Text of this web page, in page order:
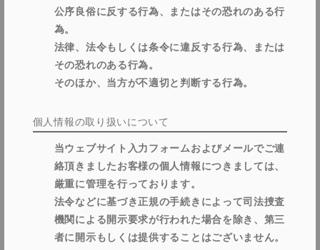
公序良俗に反する行為、またはその恐れのある行
為。
法律、法令もしくは条令に違反する行為、または
その恐れのある行為。
そのほか、当方が不適切と判断する行為。
個人情報の取り扱いについて
当ウェブサイト入力フォームおよびメールでご連
絡頂きましたお客様の個人情報につきましては、
厳重に管理を行っております。
法令などに基づき正規の手続きによって司法捜査
機関による開示要求が行われた場合を除き、第三
者に開示もしくは提供することはございません。